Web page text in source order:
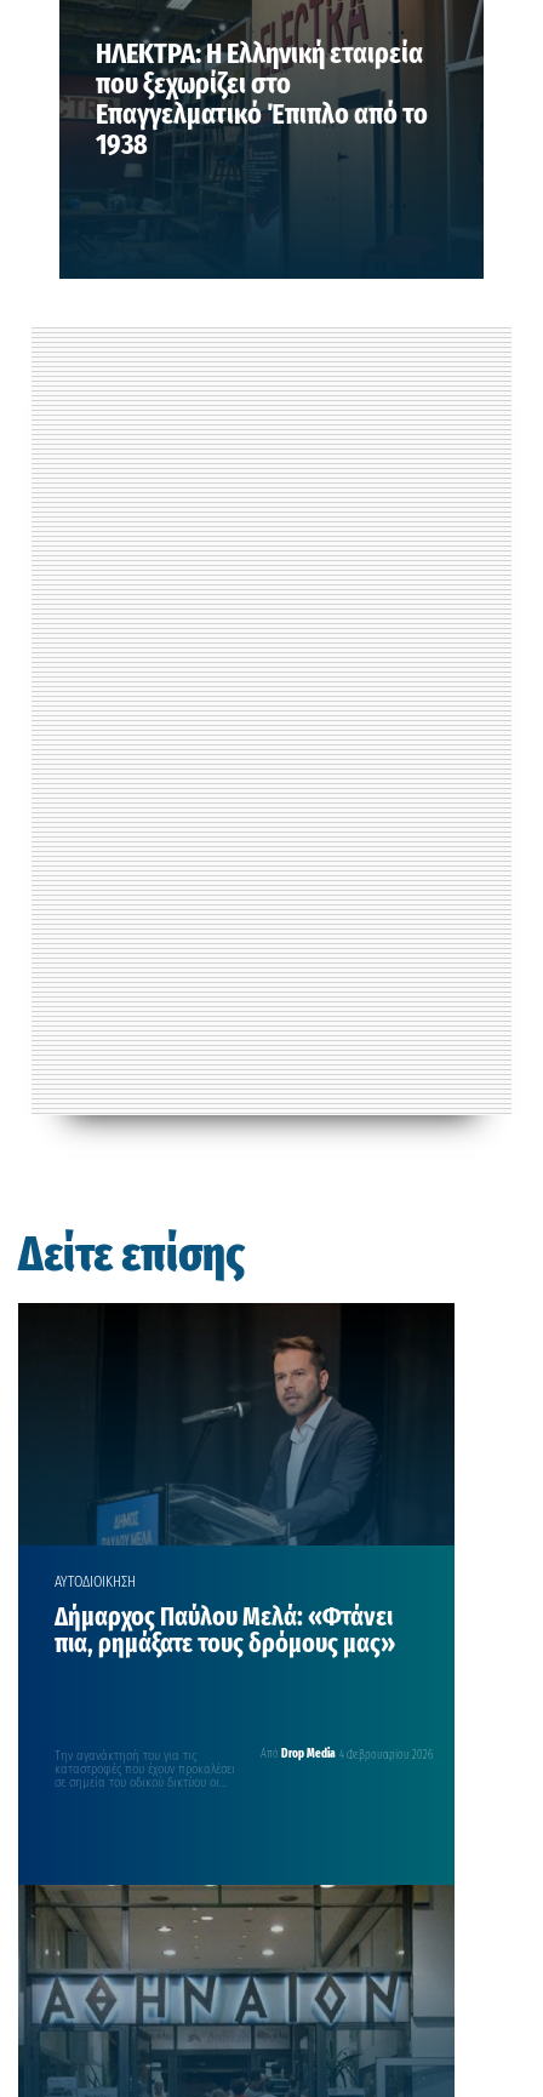
ΗΛΕΚΤΡΑ: Η Ελληνική εταιρεία
που ξεχωρίζει στο
Επαγγελματικό Έπιπλο από το
1938
Δείτε επίσης
ΑΥΤΟΔΙΟΙΚΗΣΗ
Δήμαρχος Παύλου Μελά: «Φτάνει
πια, ρημάξατε τους δρόμους μας»
Από Drop Media 4 Φεβρουαρίου 2026
Την αγανάκτησή του για τις
καταστροφές που έχουν προκαλέσει
σε σημεία του οδικού δικτύου οι